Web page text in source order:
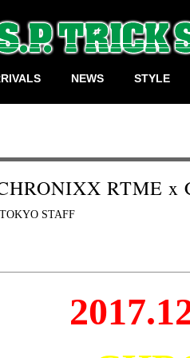
NEWS STYLE
RTME x
TOKYO STAFF